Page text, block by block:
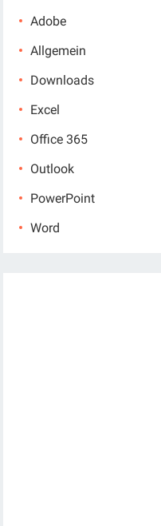
Adobe
Allgemein
Downloads
Excel
Office 365
Outlook
PowerPoint
Word